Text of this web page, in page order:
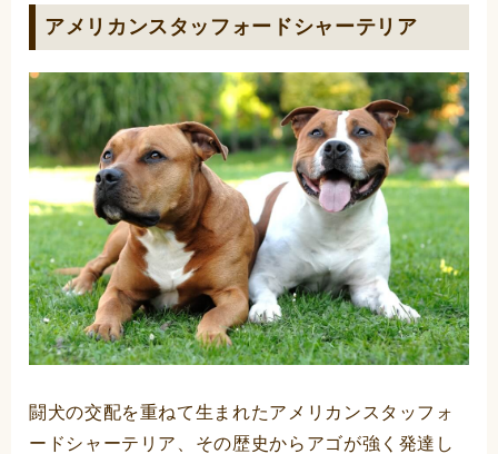
アメリカンスタッフォードシャーテリア
闘犬の交配を重ねて生まれたアメリカンスタッフォ
ードシャーテリア、その歴史からアゴが強く発達し